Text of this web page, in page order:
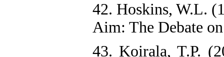
42. Hoskins, W.L.
Aim: The Debate
43. Koirala, T.P.